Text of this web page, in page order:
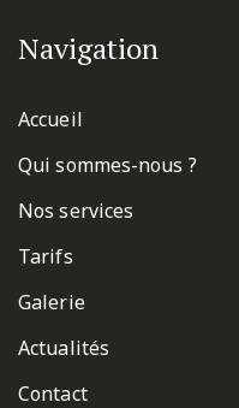
Navigation
Accueil
Qui sommes-nous ?
Nos services
Tarifs
Galerie
Actualités
Contact